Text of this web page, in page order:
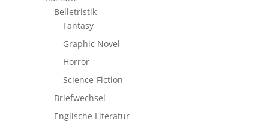
Belletristik
Fantasy
Graphic Novel
Horror
Science-Fiction
Briefwechsel
Englische Literatur